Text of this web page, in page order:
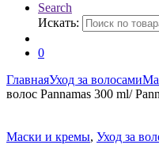
Search
Искать:
0
ГлавнаяУход за волосами
волос Pannamas 300 ml/
Маски и кремы, Уход за